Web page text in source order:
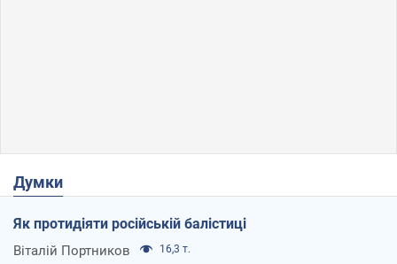
Думки
Як протидіяти російській балістиці
Віталій Портников 16,3 т.